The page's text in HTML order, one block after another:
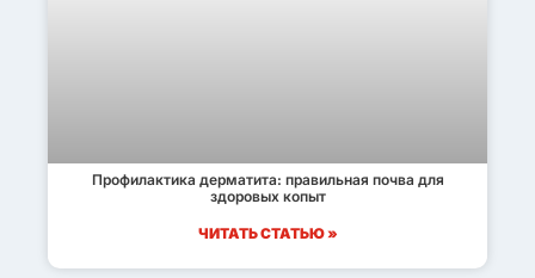
Профилактика дерматита: правильная почва для
здоровых копыт
ЧИТАТЬ СТАТЬЮ »